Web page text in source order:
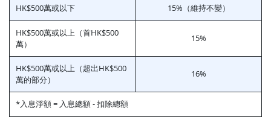
HK$500萬或以下 15%（維持不變）
HK$500萬或以上（首HK$500
萬）
15%
HK$500萬或以上（超出HK$500
萬的部分）
16%
*入息淨額 = 入息總額 - 扣除總額